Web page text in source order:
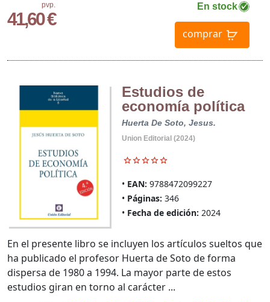
pvp.
41,60 €
En stock
comprar
Estudios de
economía política
Huerta De Soto, Jesus.
Union Editorial (2024)
EAN: 9788472099227
Páginas: 346
Fecha de edición: 2024
En el presente libro se incluyen los artículos sueltos que
ha publicado el profesor Huerta de Soto de forma
dispersa de 1980 a 1994. La mayor parte de estos
estudios giran en torno al carácter ...